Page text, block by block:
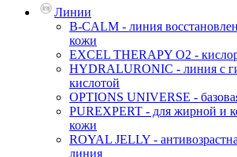
Линии
B-CALM - линия
кожи
EXCEL THERAPY O2 -
HYDRALURONIC - линия с
кислотой
OPTIONS UNIVERSE -
PUREXPERT - для жирной и
кожи
ROYAL JELLY -
линия